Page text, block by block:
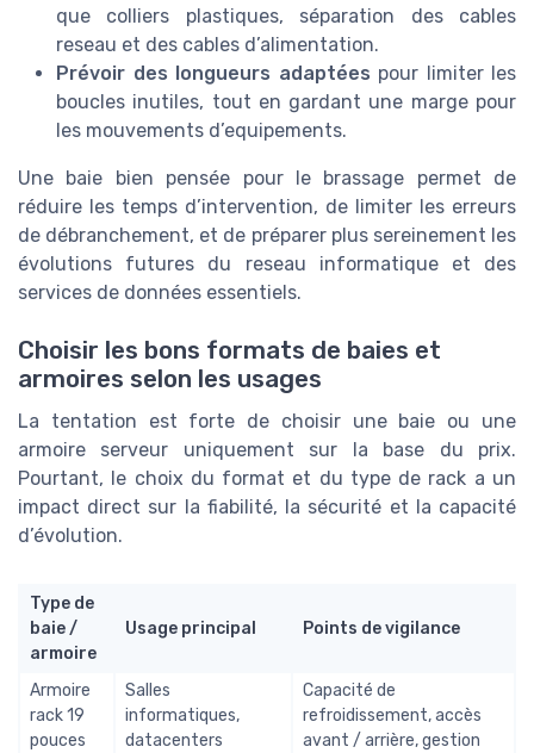
que colliers plastiques, séparation des cables
reseau et des cables d’alimentation.
Prévoir des longueurs adaptées pour limiter les
boucles inutiles, tout en gardant une marge pour
les mouvements d’equipements.
Une baie bien pensée pour le brassage permet de
réduire les temps d’intervention, de limiter les erreurs
de débranchement, et de préparer plus sereinement les
évolutions futures du reseau informatique et des
services de données essentiels.
Choisir les bons formats de baies et
armoires selon les usages
La tentation est forte de choisir une baie ou une
armoire serveur uniquement sur la base du prix.
Pourtant, le choix du format et du type de rack a un
impact direct sur la fiabilité, la sécurité et la capacité
d’évolution.
Type de
baie /
armoire
Usage principal Points de vigilance
Armoire
rack 19
pouces
Salles
informatiques,
datacenters
Capacité de
refroidissement, accès
avant / arrière, gestion